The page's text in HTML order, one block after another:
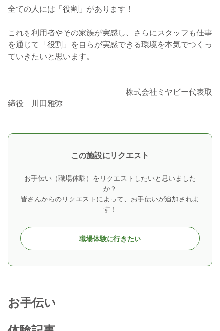
全ての人には「役割」があります！
これを利用者やその家族が実感し、さらにスタッフも仕事
を通じて「役割」を自らが実感できる環境を本気でつくっ
ていきたいと思います。
株式会社ミヤビー代表取
締役 川田雅弥
この施設にリクエスト
お手伝い（職場体験）をリクエストしたいと思いました
か？
皆さんからのリクエストによって、お手伝いが追加されま
す！
職場体験に行きたい
お手伝い